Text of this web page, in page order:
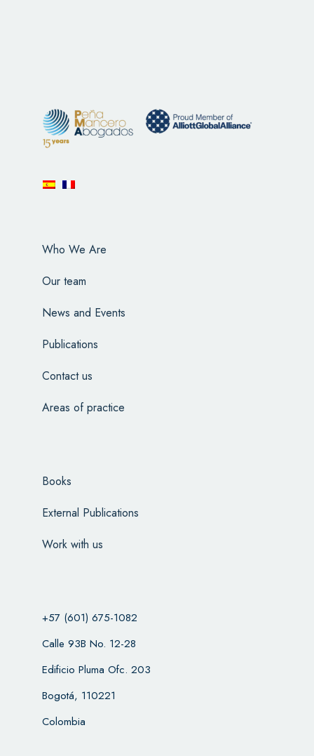
Who We Are
Our team
News and Events
Publications
Contact us
Areas of practice
Books
External Publications
Work with us
+57 (601) 675-1082
Calle 93B No. 12-28
Edificio Pluma Ofc. 203
Bogotá, 110221
Colombia